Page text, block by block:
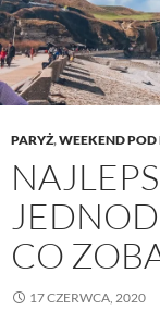
PARYŻ,WEEKEND POD
CO
17 CZERWCA, 2020